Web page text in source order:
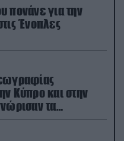
πονάνε για την
Ένοπλες
Κύπρο και στην
τα
(φωτο)